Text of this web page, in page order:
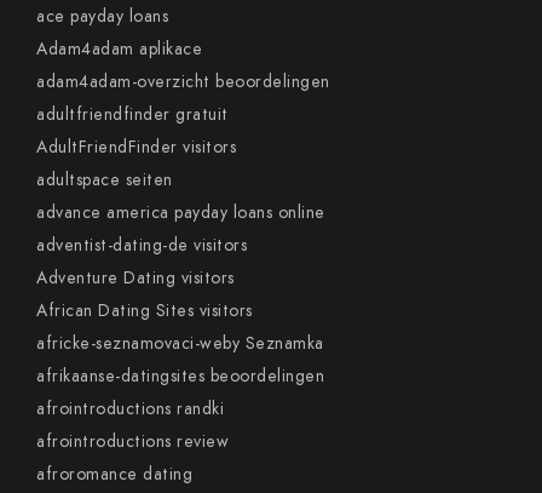
ace payday loans
Adam4adam aplikace
adam4adam-overzicht beoordelingen
adultfriendfinder gratuit
AdultFriendFinder visitors
adultspace seiten
advance america payday loans online
adventist-dating-de visitors
Adventure Dating visitors
African Dating Sites visitors
africke-seznamovaci-weby Seznamka
afrikaanse-datingsites beoordelingen
afrointroductions randki
afrointroductions review
afroromance dating